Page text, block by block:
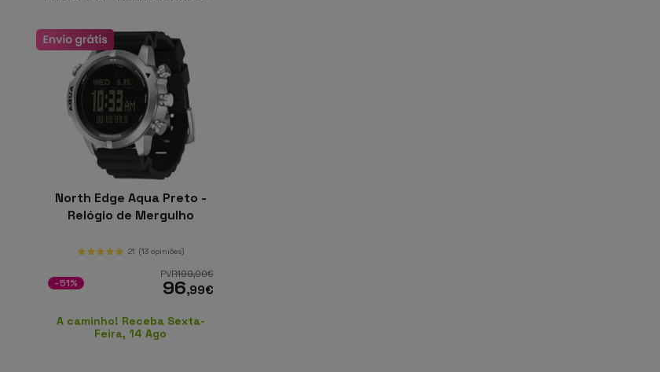
North Edge Aqua Preto -
Relógio de Mergulho
21 (13 opiniões)
PVR199,00€
96,99€
-51%
A caminho! Receba Sexta-
Feira, 14 Ago